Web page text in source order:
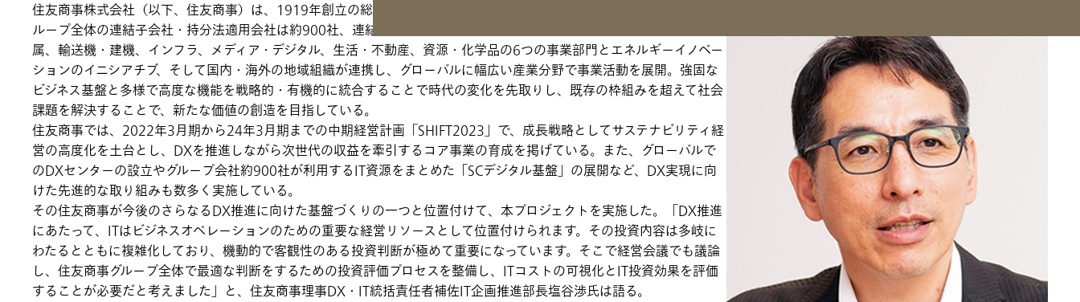
住友商事株式会社（以下、住友商事）は、1919年創立の総合商社で、国内20カ所、海外109カ所に事業所を持つ。グ
ループ全体の連結子会社・持分法適用会社は約900社、連結ベースでの社員数は7万8000人に上る。同社グループは金
属、輸送機・建機、インフラ、メディア・デジタル、生活・不動産、資源・化学品の6つの事業部門とエネルギーイノベー
ションのイニシアチブ、そして国内・海外の地域組織が連携し、グローバルに幅広い産業分野で事業活動を展開。強固な
ビジネス基盤と多様で高度な機能を戦略的・有機的に統合することで時代の変化を先取りし、既存の枠組みを超えて社会
課題を解決することで、新たな価値の創造を目指している。
住友商事では、2022年3月期から24年3月期までの中期経営計画「SHIFT2023」で、成長戦略としてサステナビリティ経
営の高度化を土台とし、DXを推進しながら次世代の収益を牽引するコア事業の育成を掲げている。また、グローバルで
のDXセンターの設立やグループ会社約900社が利用するIT資源をまとめた「SCデジタル基盤」の展開など、DX実現に向
けた先進的な取り組みも数多く実施している。
その住友商事が今後のさらなるDX推進に向けた基盤づくりの一つと位置付けて、本プロジェクトを実施した。「DX推進
にあたって、ITはビジネスオペレーションのための重要な経営リソースとして位置付けられます。その投資内容は多岐に
わたるとともに複雑化しており、機動的で客観性のある投資判断が極めて重要になっています。そこで経営会議でも議論
し、住友商事グループ全体で最適な判断をするための投資評価プロセスを整備し、ITコストの可視化とIT投資効果を評価
することが必要だと考えました」と、住友商事理事DX・IT統括責任者補佐IT企画推進部長塩谷渉氏は語る。